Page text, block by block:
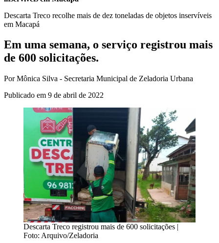
Descarta Treco recolhe mais de dez toneladas de objetos inservíveis
em Macapá
Em uma semana, o serviço registrou mais
de 600 solicitações.
Por Mônica Silva - Secretaria Municipal de Zeladoria Urbana
Publicado em 9 de abril de 2022
Descarta Treco registrou mais de 600 solicitações |
Foto: Arquivo/Zeladoria